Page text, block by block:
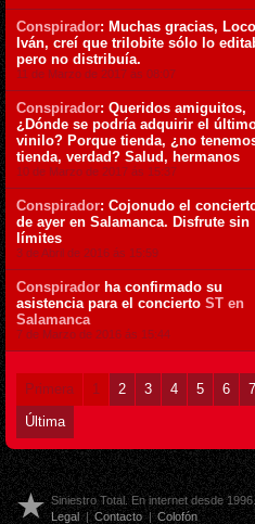
Conspirador: Muchas gracias, Loco
Iván, creí que trilobite sólo lo
pero no distribuía.
11 de Marzo de 2017 ás 08:07
Conspirador: Queridos amiguitos,
¿Dónde se podría adquirir el
vinilo? Porque tienda, ¿no
tienda, verdad? Salud, hermanos
10 de Marzo de 2017 ás 15:37
Conspirador: Cojonudo el
de ayer en Salamanca. Disfrute sin
límites
3 de Abril de 2016 ás 15:59
Conspirador ha confirmado su
asistencia para el concierto ST en
Salamanca
7 de Marzo de 2016 ás 15:44
Primera 1 2 3 4 5 6
7
Última
Siniestro Total. En internet desde
Legal | Contacto | Colofón